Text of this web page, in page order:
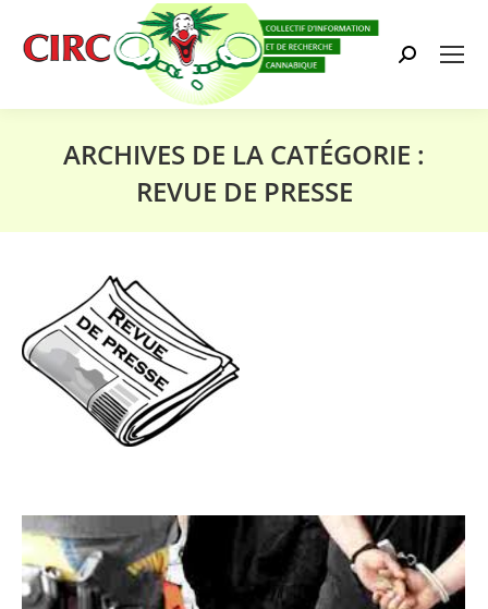
Search:
ARCHIVES DE LA CATÉGORIE :
REVUE DE PRESSE